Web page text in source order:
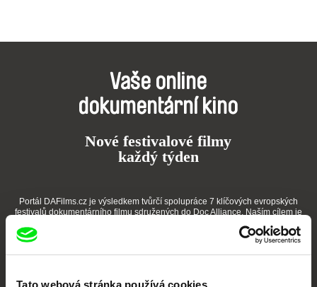
Tato webová stránka používá cookies
Vaše online
dokumentární kino
Nové festivalové filmy
každý týden
Portál DAFilms.cz je výsledkem tvůrčí spolupráce 7 klíčových evropských
festivalů dokumentárního filmu sdružených do Doc Alliance. Naším cílem je
Členové Doc Alliance